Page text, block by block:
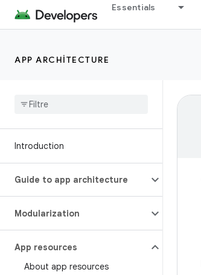
Essentials
APP ARCHITECTURE
Introduction
Guide to app architecture
Modularization
App resources
About app resources